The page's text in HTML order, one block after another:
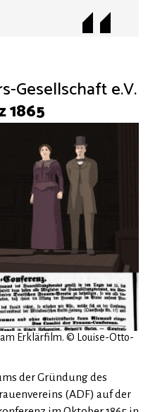
Gesellschaft e.V.
1865
am Erklärfilm. © Louise-Otto-
der Gründung des
(ADF) auf der